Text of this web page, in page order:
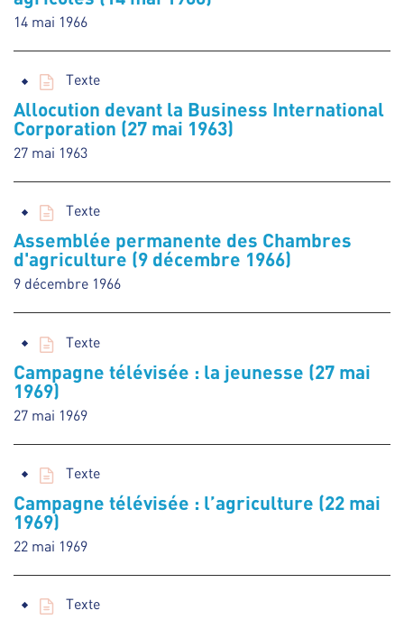
14 mai 1966
Texte
Allocution devant la Business International
Corporation (27 mai 1963)
27 mai 1963
Texte
Assemblée permanente des Chambres
d'agriculture (9 décembre 1966)
9 décembre 1966
Texte
Campagne télévisée : la jeunesse (27 mai
1969)
27 mai 1969
Texte
Campagne télévisée : l’agriculture (22 mai
1969)
22 mai 1969
Texte